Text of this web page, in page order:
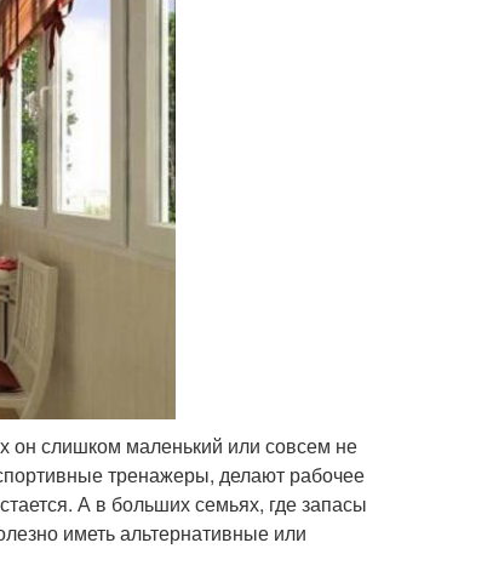
он слишком маленький или совсем не
тренажеры, делают рабочее
А в больших семьях, где запасы
иметь альтернативные или